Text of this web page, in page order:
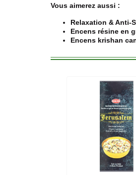
Vous aimerez aussi :
Relaxation & Anti-
Encens résine en
Encens krishan